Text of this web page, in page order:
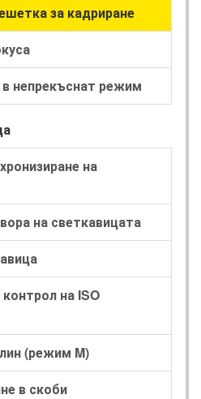
за кадриране
непрекъснат режим
на
на светкавицата
контрол на ISO
(режим M)
в скоби